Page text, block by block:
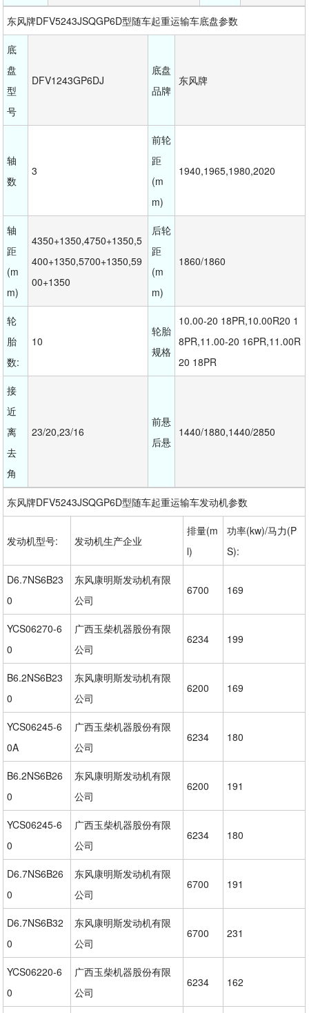
东风牌DFV5243JSQGP6D型随车起重运输车底盘参数
底
盘
型
号
DFV1243GP6DJ
底盘
品牌
东风牌
轴
数
3
前轮
距
(m
m)
1940,1965,1980,2020
轴
距
(m
m)
4350+1350,4750+1350,5
400+1350,5700+1350,59
00+1350
后轮
距
(m
m)
1860/1860
轮
胎
数:
10
轮胎
规格
10.00-20 18PR,10.00R20 1
8PR,11.00-20 16PR,11.00R
20 18PR
接
近
离
去
角
23/20,23/16
前悬
后悬
1440/1880,1440/2850
东风牌DFV5243JSQGP6D型随车起重运输车发动机参数
发动机型号: 发动机生产企业
排量(m
l)
功率(kw)/马力(P
S):
D6.7NS6B23
0
东风康明斯发动机有限
公司
6700 169
YCS06270-6
0
广西玉柴机器股份有限
公司
6234 199
B6.2NS6B23
0
东风康明斯发动机有限
公司
6200 169
YCS06245-6
0A
广西玉柴机器股份有限
公司
6234 180
B6.2NS6B26
0
东风康明斯发动机有限
公司
6200 191
YCS06245-6
0
广西玉柴机器股份有限
公司
6234 180
D6.7NS6B26
0
东风康明斯发动机有限
公司
6700 191
D6.7NS6B32
0
东风康明斯发动机有限
公司
6700 231
YCS06220-6
0
广西玉柴机器股份有限
公司
6234 162